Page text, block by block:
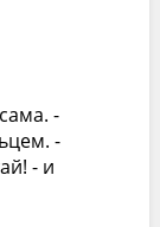
-
-
- и